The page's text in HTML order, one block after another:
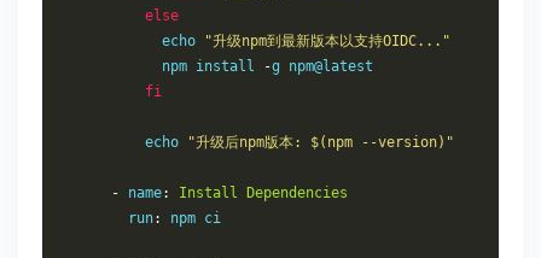
else
            echo
"升级npm到最新版本以支持OIDC..."
            npm install
-g npm@latest
fi
          echo
"升级后npm版本: $(npm --version)"
- name: Install
Dependencies
        run
: npm ci